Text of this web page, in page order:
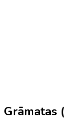
Grāmatas (